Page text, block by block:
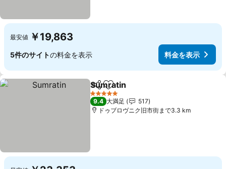
最安値 ￥19,863
5件のサイトの料金を表示 料金を表示
シェアお気に入りに追加
Sumratin
5 ホテルのランク
9.4 大満足
517
ドゥブロヴニク旧市街まで3.3 km